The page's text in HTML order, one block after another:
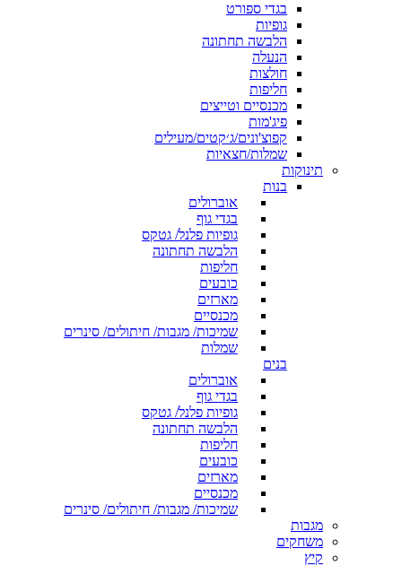
בגדי ספורט
גופיות
הלבשה תחתונה
הנעלה
חולצות
חליפות
מכנסיים וטייצים
פיג'מות
קפוצ'ונים/ג׳קטים/מעילים
שמלות/חצאיות
תינוקות
בנות
אוברולים
בגדי גוף
גופיות פלנל/ גטקס
הלבשה תחתונה
חליפות
כובעים
מארזים
מכנסיים
שמיכות/ מגבות/ חיתולים/ סינרים
שמלות
בנים
אוברולים
בגדי גוף
גופיות פלנל/ גטקס
הלבשה תחתונה
חליפות
כובעים
מארזים
מכנסיים
שמיכות/ מגבות/ חיתולים/ סינרים
מגבות
משחקים
קיץ